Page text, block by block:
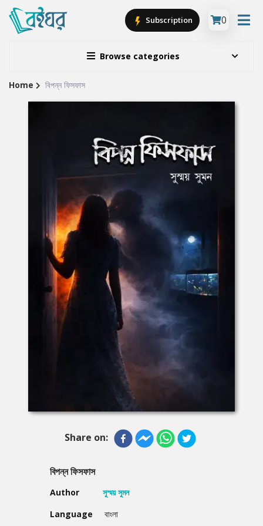
Browse categories
Subscription 0
Site
Home বিপন্ন ফিসফাস
Share on:
বিপন্ন ফিসফাস
Author
সুস্ময় সুমন
Language
বাংলা